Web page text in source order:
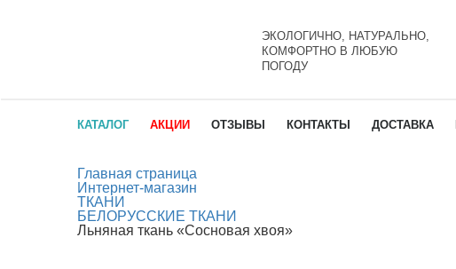
ЭКОЛОГИЧНО, НАТУРАЛЬНО,
КОМФОРТНО В ЛЮБУЮ
ПОГОДУ
КАТАЛОГ АКЦИИ ОТЗЫВЫ КОНТАКТЫ ДОСТАВКА
Главная страница
Интернет-магазин
ТКАНИ
БЕЛОРУССКИЕ ТКАНИ
Льняная ткань «Сосновая хвоя»